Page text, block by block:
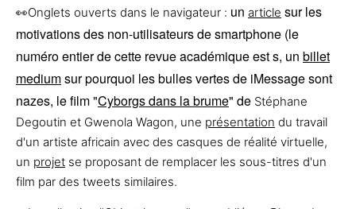
👀Onglets ouverts dans le navigateur : un article sur les
motivations des non-utilisateurs de smartphone (le
numéro entier de cette revue académique est s, un billet
mediumsur pourquoi les bulles vertes de iMessage sont
nazes, le film "Cyborgs dans la brume" de Stéphane
Degoutin et Gwenola Wagon, une présentation du travail
d'un artiste africain avec des casques de réalité virtuelle,
un projet se proposant de remplacer les sous-titres d'un
film par des tweets similaires.